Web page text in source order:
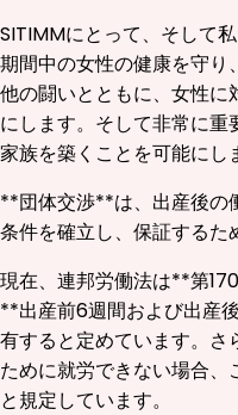
SITIMMにとって、そして
期間中の女性の健康を守り
他の闘いとともに、女性
にします。そして非常に
家族を築くことを可能にし
**団体交渉**は、出産後の
条件を確立し、保証するた
現在、連邦労働法は**第
**出産前6週間および出産
有すると定めています。さ
ために就労できない場合
と規定しています。